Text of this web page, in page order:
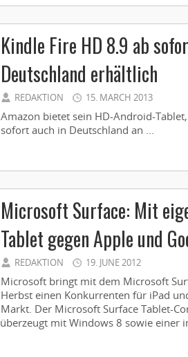
Kindle Fire HD 8.9 ab
Deutschland erhältlich
REDAKTION 15. MARCH 2013
Amazon bietet sein HD-Android-
sofort auch in Deutschland an ...
Microsoft Surface: Mit
Tablet gegen Apple und
REDAKTION 19. JUNE 2012
Microsoft bringt mit dem Microsoft
Herbst einen Konkurrenten für iPad
Markt. Der Microsoft Surface Tablet-
überzeugt mit Windows 8 sowie einer